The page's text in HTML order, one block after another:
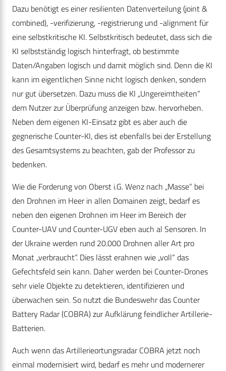
Dazu benötigt es einer resilienten Datenverteilung (joint &
combined), -verifizierung, -registrierung und -alignment für
eine selbstkritische KI. Selbstkritisch bedeutet, dass sich die
KI selbstständig logisch hinterfragt, ob bestimmte
Daten/Angaben logisch und damit möglich sind. Denn die KI
kann im eigentlichen Sinne nicht logisch denken, sondern
nur gut übersetzen. Dazu muss die KI „Ungereimtheiten“
dem Nutzer zur Überprüfung anzeigen bzw. hervorheben.
Neben dem eigenen KI-Einsatz gibt es aber auch die
gegnerische Counter-KI, dies ist ebenfalls bei der Erstellung
des Gesamtsystems zu beachten, gab der Professor zu
bedenken.
Wie die Forderung von Oberst i.G. Wenz nach „Masse“ bei
den Drohnen im Heer in allen Domainen zeigt, bedarf es
neben den eigenen Drohnen im Heer im Bereich der
Counter-UAV und Counter-UGV eben auch al Sensoren. In
der Ukraine werden rund 20.000 Drohnen aller Art pro
Monat „verbraucht“. Dies lässt erahnen wie „voll“ das
Gefechtsfeld sein kann. Daher werden bei Counter-Drones
sehr viele Objekte zu detektieren, identifizieren und
überwachen sein. So nutzt die Bundeswehr das Counter
Battery Radar (COBRA) zur Aufklärung feindlicher Artillerie-
Batterien.
Auch wenn das Artillerieortungsradar COBRA jetzt noch
einmal modernisiert wird, bedarf es mehr und modernerer